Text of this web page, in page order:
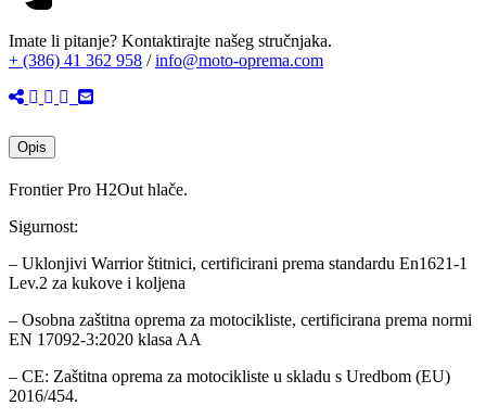
HLAČE
količina
Imate li pitanje? Kontaktirajte našeg stručnjaka.
+ (386) 41 362 958 /info@moto-oprema.com
Opis
Frontier Pro H2Out hlače.
Sigurnost:
– Uklonjivi Warrior štitnici, certificirani prema standardu En1621-1
Lev.2 za kukove i koljena
– Osobna zaštitna oprema za motocikliste, certificirana prema normi
EN 17092-3:2020 klasa AA
– CE: Zaštitna oprema za motocikliste u skladu s Uredbom (EU)
2016/454.